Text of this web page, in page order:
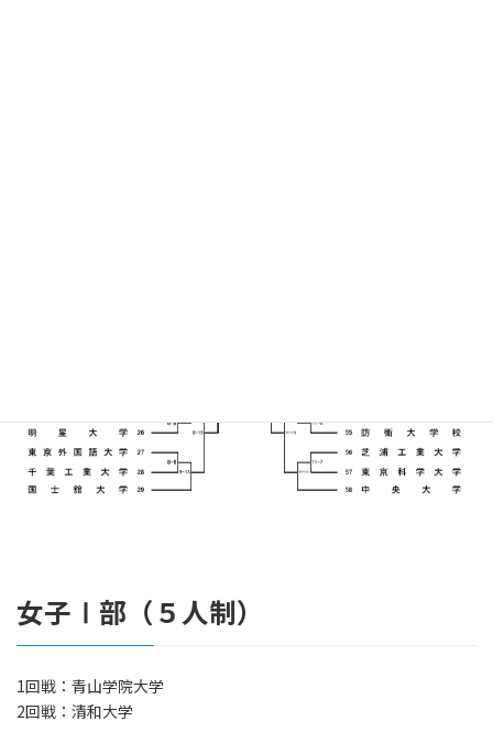
女子Ⅰ部（５人制）
1回戦：青山学院大学
2回戦：清和大学